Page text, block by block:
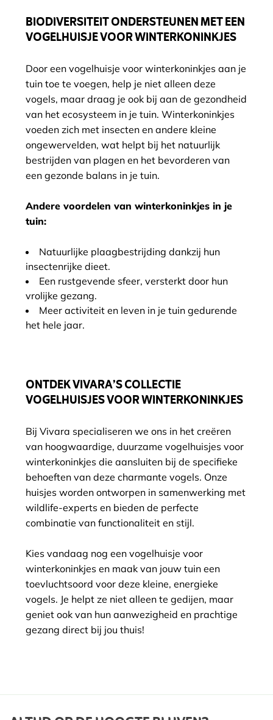
BIODIVERSITEIT ONDERSTEUNEN MET EEN
VOGELHUISJE VOOR WINTERKONINKJES
Door een vogelhuisje voor winterkoninkjes aan je
tuin toe te voegen, help je niet alleen deze
vogels, maar draag je ook bij aan de gezondheid
van het ecosysteem in je tuin. Winterkoninkjes
voeden zich met insecten en andere kleine
ongewervelden, wat helpt bij het natuurlijk
bestrijden van plagen en het bevorderen van
een gezonde balans in je tuin.
Andere voordelen van winterkoninkjes in je
tuin:
Natuurlijke plaagbestrijding dankzij hun
insectenrijke dieet.
Een rustgevende sfeer, versterkt door hun
vrolijke gezang.
Meer activiteit en leven in je tuin gedurende
het hele jaar.
ONTDEK VIVARA’S COLLECTIE
VOGELHUISJES VOOR WINTERKONINKJES
Bij Vivara specialiseren we ons in het creëren
van hoogwaardige, duurzame vogelhuisjes voor
winterkoninkjes die aansluiten bij de specifieke
behoeften van deze charmante vogels. Onze
huisjes worden ontworpen in samenwerking met
wildlife-experts en bieden de perfecte
combinatie van functionaliteit en stijl.
Kies vandaag nog een vogelhuisje voor
winterkoninkjes en maak van jouw tuin een
toevluchtsoord voor deze kleine, energieke
vogels. Je helpt ze niet alleen te gedijen, maar
geniet ook van hun aanwezigheid en prachtige
gezang direct bij jou thuis!